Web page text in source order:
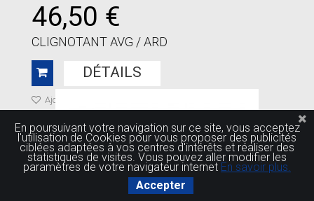
46,50 €
CLIGNOTANT AVG / ARD
DÉTAILS
Ajouter à ma liste de cadeaux
En poursuivant votre navigation sur ce site, vous acceptez
l'utilisation de Cookies pour vous proposer des publicités
ciblées adaptées à vos centres d'intérêts et réaliser des
statistiques de visites. Vous pouvez aller modifier les
paramètres de votre navigateur internet En savoir plus.
Accepter